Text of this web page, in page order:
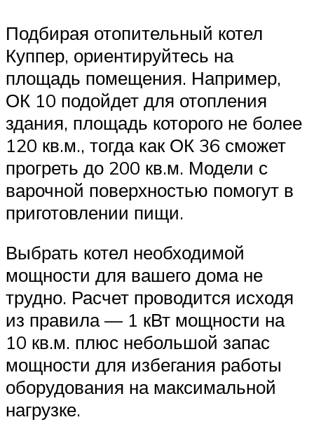
Подбирая отопительный котел
Куппер, ориентируйтесь на
площадь помещения. Например,
ОК 10 подойдет для отопления
здания, площадь которого не более
120 кв.м., тогда как ОК 36 сможет
прогреть до 200 кв.м. Модели с
варочной поверхностью помогут в
приготовлении пищи.
Выбрать котел необходимой
мощности для вашего дома не
трудно. Расчет проводится исходя
из правила — 1 кВт мощности на
10 кв.м. плюс небольшой запас
мощности для избегания работы
оборудования на максимальной
нагрузке.